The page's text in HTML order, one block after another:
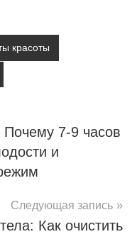
красоты
7-9 часов
и
Следующая запись
Как очистить